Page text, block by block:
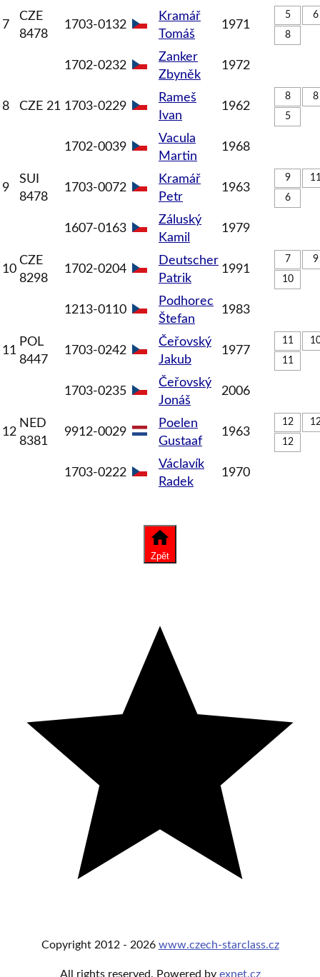
7
CZE
8478
1703-0132
Kramář
Tomáš
1971
5
6
8
1702-0232
Zanker
Zbyněk
1972
8 CZE 21 1703-0229
Rameš
Ivan
1962
8
8
5
1702-0039
Vacula
Martin
1968
9
SUI
8478
1703-0072
Kramář
Petr
1963
9
6
1607-0163
Záluský
Kamil
1979
10
CZE
8298
1702-0204
Deutscher
Patrik
1991
7
9
10
1213-0110
Podhorec
Štefan
1983
11
POL
8447
1703-0242
Čeřovský
Jakub
1977
11
11
1703-0235
Čeřovský
Jonáš
2006
12
NED
8381
9912-0029
Poelen
Gustaaf
1963
12
12
1703-0222
Václavík
Radek
1970
Zpět
Copyright 2012 - 2026 www.czech-starclass.cz
All rights reserved. Powered by exnet.cz